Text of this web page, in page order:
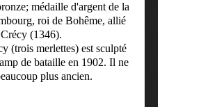
médaille d'argent de la
roi de Bohême, allié
(1346).
(trois merlettes) est sculpté
de bataille en 1902. Il ne
plus ancien.